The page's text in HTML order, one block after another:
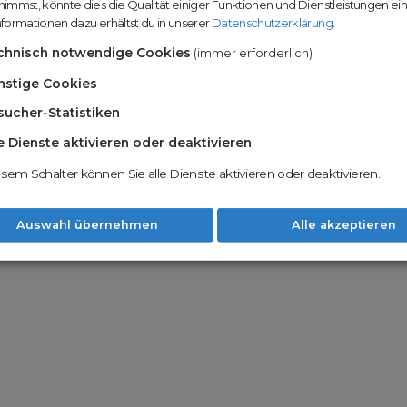
Nachname
du die
Möglichkeiten.
Unsere
Unser Open
um wertvolle
Mit
Option zu
könnte dies die Qualität einiger Funktionen und Dienstleistungen
dazu erhältst du in unsererDatenschutzerklärung.
notwendige Cookies (immer erforderlich)
Cookies
Statistiken
Dienste aktivieren oder deaktivieren
Schalter können Sie alle Dienste aktivieren oder deaktivieren.
Auswahl übernehmen Alle akzeptieren